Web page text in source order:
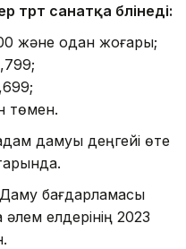
төрт санатқа бөлінеді:
және одан жоғары;
төмен.
дамуы деңгейі өте
бағдарламасы
елдерінің 2023